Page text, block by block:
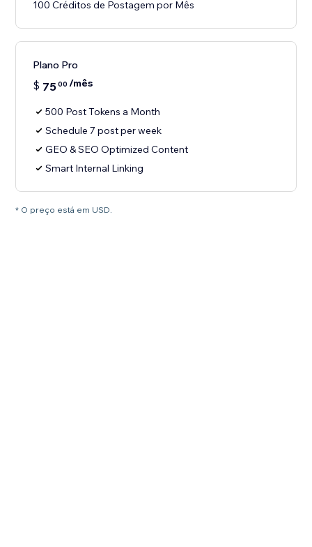
100 Créditos de Postagem por Mês
Plano Pro
$ 7500 /mês
500 Post Tokens a Month
Schedule 7 post per week
GEO & SEO Optimized Content
Smart Internal Linking
* O preço está em USD.